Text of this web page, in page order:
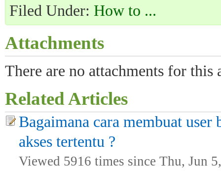
Filed Under: How to ...
Attachments
There are no attachments for this
Related Articles
Bagaimana cara membuat user
akses tertentu ?
Viewed 5916 times since Thu, Jun